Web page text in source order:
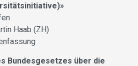
Haab (ZH)
Bundesgesetzes über die